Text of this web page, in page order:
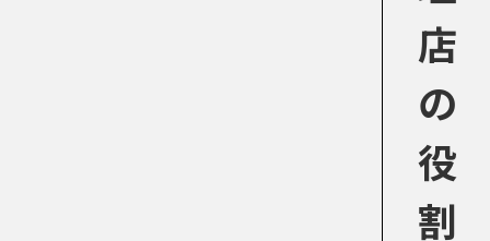
店
の
役
割